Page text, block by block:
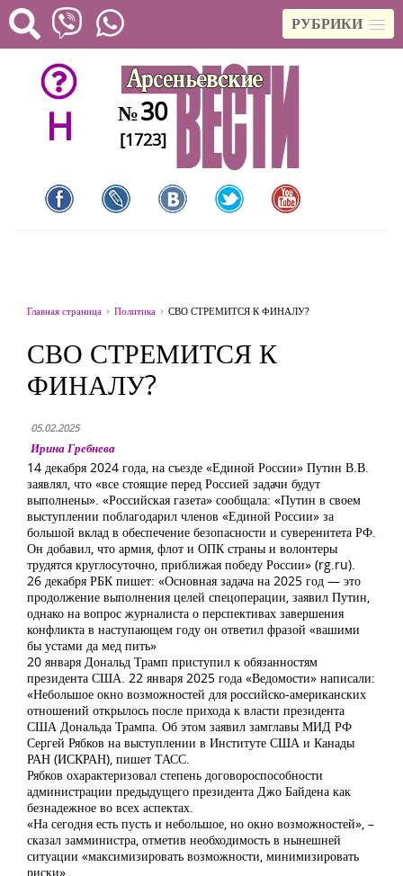
РУБРИКИ
H №30
[1723]
Главная страница Политика СВО СТРЕМИТСЯ К ФИНАЛУ?
СВО СТРЕМИТСЯ К
ФИНАЛУ?
05.02.2025
Ирина Гребнева
14 декабря 2024 года, на съезде «Единой России» Путин В.В.
заявлял, что «все стоящие перед Россией задачи будут
выполнены». «Российская газета» сообщала: «Путин в своем
выступлении поблагодарил членов «Единой России» за
большой вклад в обеспечение безопасности и суверенитета РФ.
Он добавил, что армия, флот и ОПК страны и волонтеры
трудятся круглосуточно, приближая победу России» (rg.ru).
26 декабря РБК пишет: «Основная задача на 2025 год — это
продолжение выполнения целей спецоперации, заявил Путин,
однако на вопрос журналиста о перспективах завершения
конфликта в наступающем году он ответил фразой «вашими
бы устами да мед пить»
20 января Дональд Трамп приступил к обязанностям
президента США. 22 января 2025 года «Ведомости» написали:
«Небольшое окно возможностей для российско-американских
отношений открылось после прихода к власти президента
США Дональда Трампа. Об этом заявил замглавы МИД РФ
Сергей Рябков на выступлении в Институте США и Канады
РАН (ИСКРАН), пишет ТАСС.
Рябков охарактеризовал степень договороспособности
администрации предыдущего президента Джо Байдена как
безнадежное во всех аспектах.
«На сегодня есть пусть и небольшое, но окно возможностей», –
сказал замминистра, отметив необходимость в нынешней
ситуации «максимизировать возможности, минимизировать
риски».